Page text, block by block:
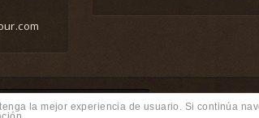
Ribertour S.L.
la mejor experiencia de usuario. Si continúa